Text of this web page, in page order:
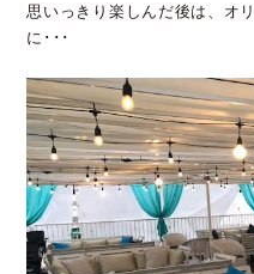
思いっきり楽しんだ後は、オ
に･･･